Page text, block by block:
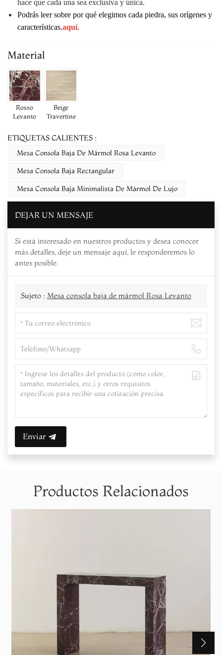
hace que cada una sea exclusiva y única.
Podrás leer sobre por qué elegimos cada piedra, sus orígenes y
características.aquí.
Material
Rosso
Levanto
Beige
Travertine
ETIQUETAS CALIENTES :
Mesa Consola Baja De Mármol Rosa Levanto
Mesa Consola Baja Rectangular
Mesa Consola Baja Minimalista De Mármol De Lujo
DEJAR UN MENSAJE
Si está interesado en nuestros productos y desea conocer
más detalles, deje un mensaje aquí, le responderemos lo
antes posible.
Sujeto : Mesa consola baja de mármol Rosa Levanto
Enviar
Productos Relacionados